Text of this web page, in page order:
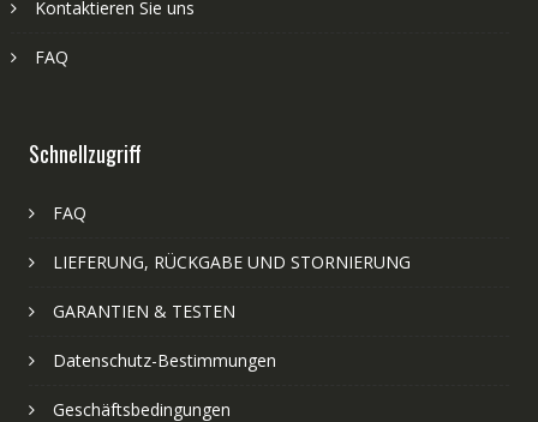
Kontaktieren Sie uns
FAQ
Schnellzugriff
FAQ
LIEFERUNG, RÜCKGABE UND STORNIERUNG
GARANTIEN & TESTEN
Datenschutz-Bestimmungen
Geschäftsbedingungen